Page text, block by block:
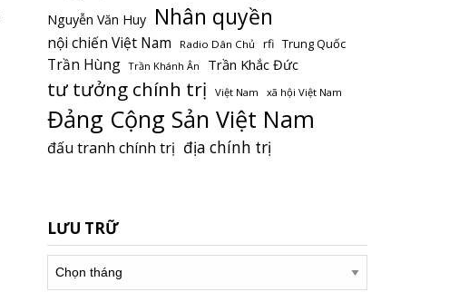
Nguyễn Văn Huy Nhân quyền
nội chiến Việt Nam Radio Dân Chủ rfi Trung Quốc
Trần Hùng Trần Khánh Ân Trần Khắc Đức
tư tưởng chính trị Việt Nam xã hội Việt Nam
Đảng Cộng Sản Việt Nam
đấu tranh chính trị địa chính trị
LƯU TRỮ
Lưu
trữ